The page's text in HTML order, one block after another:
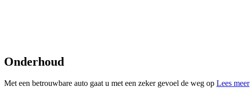
Onderhoud
Met een betrouwbare auto gaat u met een zeker gevoel de weg op Lees meer